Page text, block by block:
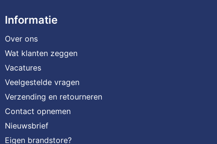
Informatie
Over ons
Wat klanten zeggen
Vacatures
Veelgestelde vragen
Verzending en retourneren
Contact opnemen
Nieuwsbrief
Eigen brandstore?